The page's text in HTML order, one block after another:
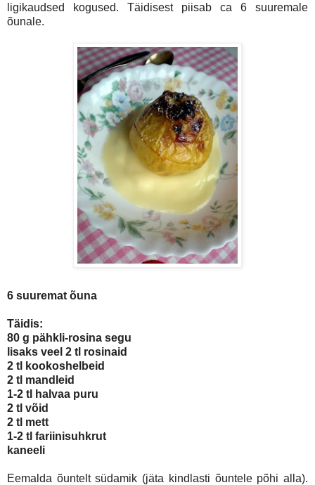
ligikaudsed kogused. Täidisest piisab ca 6 suuremale
õunale.
6 suuremat õuna
Täidis:
80 g pähkli-rosina segu
lisaks veel 2 tl rosinaid
2 tl kookoshelbeid
2 tl mandleid
1-2 tl halvaa puru
2 tl võid
2 tl mett
1-2 tl fariinisuhkrut
kaneeli
Eemalda õuntelt südamik (jäta kindlasti õuntele põhi alla).